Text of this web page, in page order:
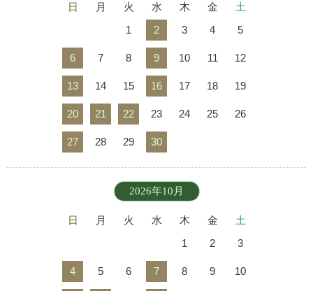
日 月 火 水 木 金
土
1
2 3 4 5
6 7 8 9 10 11 12
13 14 15 16 17 18 19
20 21 22 23 24 25 26
27 28 29 30
2026年10月
日 月 火 水 木 金
土
1
2 3
4 5 6 7 8 9 10